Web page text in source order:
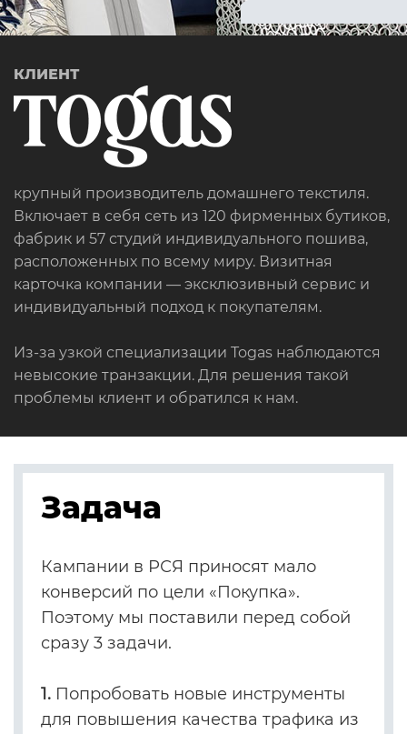
КЛИЕНТ
крупный производитель домашнего текстиля.
Включает в себя сеть из 120 фирменных бутиков,
фабрик и 57 студий индивидуального пошива,
расположенных по всему миру. Визитная
карточка компании — эксклюзивный сервис и
индивидуальный подход к покупателям.
Из-за узкой специализации Togas наблюдаются
невысокие транзакции. Для решения такой
проблемы клиент и обратился к нам.
Задача
Кампании в РСЯ приносят мало
конверсий по цели «Покупка».
Поэтому мы поставили перед собой
сразу 3 задачи.
1. Попробовать новые инструменты
для повышения качества трафика из